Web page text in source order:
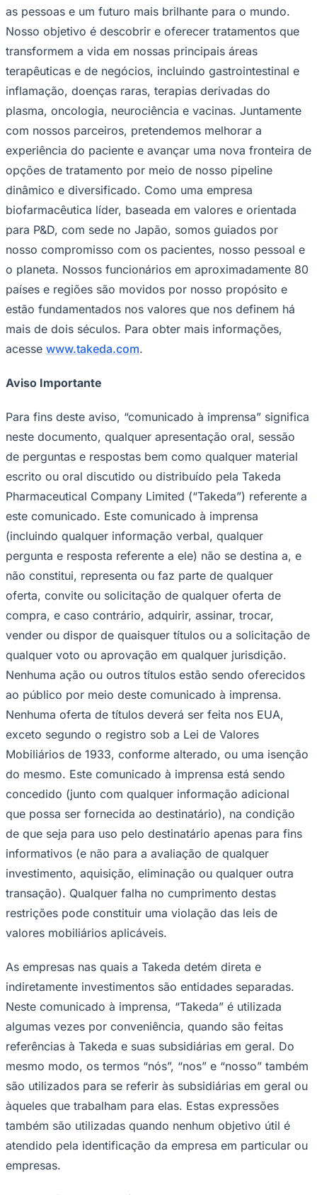
Juventude
Ceará
Goiás
as pessoas e um futuro mais brilhante para o mundo.
Nosso objetivo é descobrir e oferecer tratamentos que
transformem a vida em nossas principais áreas
terapêuticas e de negócios, incluindo gastrointestinal e
inflamação, doenças raras, terapias derivadas do
plasma, oncologia, neurociência e vacinas. Juntamente
com nossos parceiros, pretendemos melhorar a
experiência do paciente e avançar uma nova fronteira de
opções de tratamento por meio de nosso pipeline
dinâmico e diversificado. Como uma empresa
biofarmacêutica líder, baseada em valores e orientada
para P&D, com sede no Japão, somos guiados por
nosso compromisso com os pacientes, nosso pessoal e
o planeta. Nossos funcionários em aproximadamente 80
países e regiões são movidos por nosso propósito e
estão fundamentados nos valores que nos definem há
mais de dois séculos. Para obter mais informações,
acesse www.takeda.com.
Aviso Importante
Para fins deste aviso, “comunicado à imprensa” significa
neste documento, qualquer apresentação oral, sessão
de perguntas e respostas bem como qualquer material
escrito ou oral discutido ou distribuído pela Takeda
Pharmaceutical Company Limited (“Takeda”) referente a
este comunicado. Este comunicado à imprensa
(incluindo qualquer informação verbal, qualquer
pergunta e resposta referente a ele) não se destina a, e
não constitui, representa ou faz parte de qualquer
oferta, convite ou solicitação de qualquer oferta de
compra, e caso contrário, adquirir, assinar, trocar,
vender ou dispor de quaisquer títulos ou a solicitação de
qualquer voto ou aprovação em qualquer jurisdição.
Nenhuma ação ou outros títulos estão sendo oferecidos
ao público por meio deste comunicado à imprensa.
Nenhuma oferta de títulos deverá ser feita nos EUA,
exceto segundo o registro sob a Lei de Valores
Mobiliários de 1933, conforme alterado, ou uma isenção
do mesmo. Este comunicado à imprensa está sendo
concedido (junto com qualquer informação adicional
que possa ser fornecida ao destinatário), na condição
de que seja para uso pelo destinatário apenas para fins
informativos (e não para a avaliação de qualquer
investimento, aquisição, eliminação ou qualquer outra
transação). Qualquer falha no cumprimento destas
restrições pode constituir uma violação das leis de
valores mobiliários aplicáveis.
As empresas nas quais a Takeda detém direta e
indiretamente investimentos são entidades separadas.
Neste comunicado à imprensa, “Takeda” é utilizada
algumas vezes por conveniência, quando são feitas
referências à Takeda e suas subsidiárias em geral. Do
mesmo modo, os termos “nós”, “nos” e “nosso” também
são utilizados para se referir às subsidiárias em geral ou
àqueles que trabalham para elas. Estas expressões
também são utilizadas quando nenhum objetivo útil é
atendido pela identificação da empresa em particular ou
empresas.